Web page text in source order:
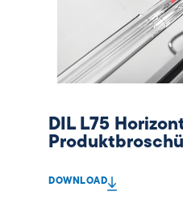
DIL L75
DOWNLOAD